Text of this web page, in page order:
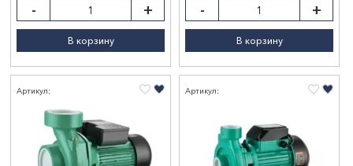
Сбросить фильтры
- +
В корзину
- +
В корзину
Артикул: Артикул: